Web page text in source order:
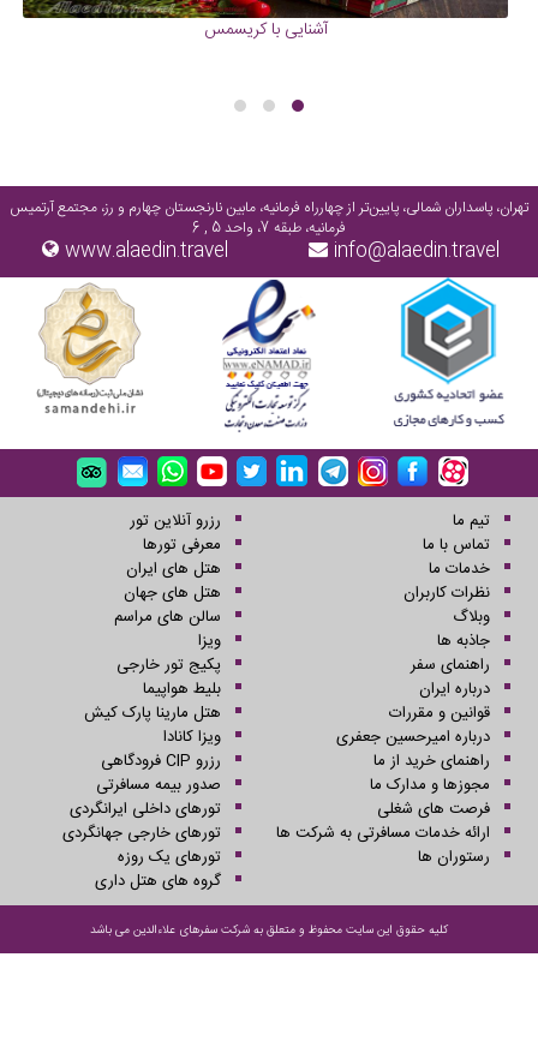
آشنایی با کریسمس
تهران، پاسداران شمالی، پایین‌تر از چهارراه فرمانیه، مابین نارنجستان چهارم و رز، مجتمع آرتمیس
فرمانیه، طبقه 7، واحد 5 , 6
info@alaedin.travel
www.alaedin.travel
تیم ما
تماس با ما
خدمات ما
نظرات کاربران
وبلاگ
جاذبه ها
راهنمای سفر
درباره ایران
قوانین و مقررات
درباره امیرحسین جعفری
راهنمای خرید از ما
مجوزها و مدارک ما
فرصت های شغلی
ارائه خدمات مسافرتی به شرکت ها
رستوران ها
رزرو آنلاین تور
معرفی تورها
هتل های ایران
هتل های جهان
سالن های مراسم
ویزا
پکیج تور خارجی
بلیط هواپیما
هتل مارینا پارک کیش
ویزا کانادا
رزرو CIP فرودگاهی
صدور بیمه مسافرتی
تورهای داخلی ایرانگردی
تورهای خارجی جهانگردی
تورهای یک روزه
گروه های هتل داری
کلیه حقوق این سایت محفوظ و متعلق به شرکت سفرهای علاءالدین می باشد